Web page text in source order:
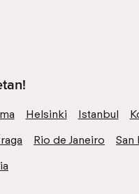
Helsinki Istanbul
Rio de Janeiro
San